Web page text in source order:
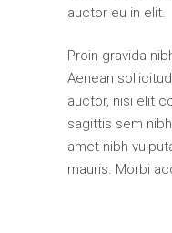
auctor eu in elit.
Proin gravida
Aenean
auctor, nisi elit
sagittis sem
amet nibh
mauris. Morbi